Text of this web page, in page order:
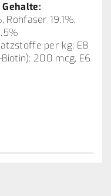
Rohfaser 19,1%,
per kg: E8
200 mcg, E6